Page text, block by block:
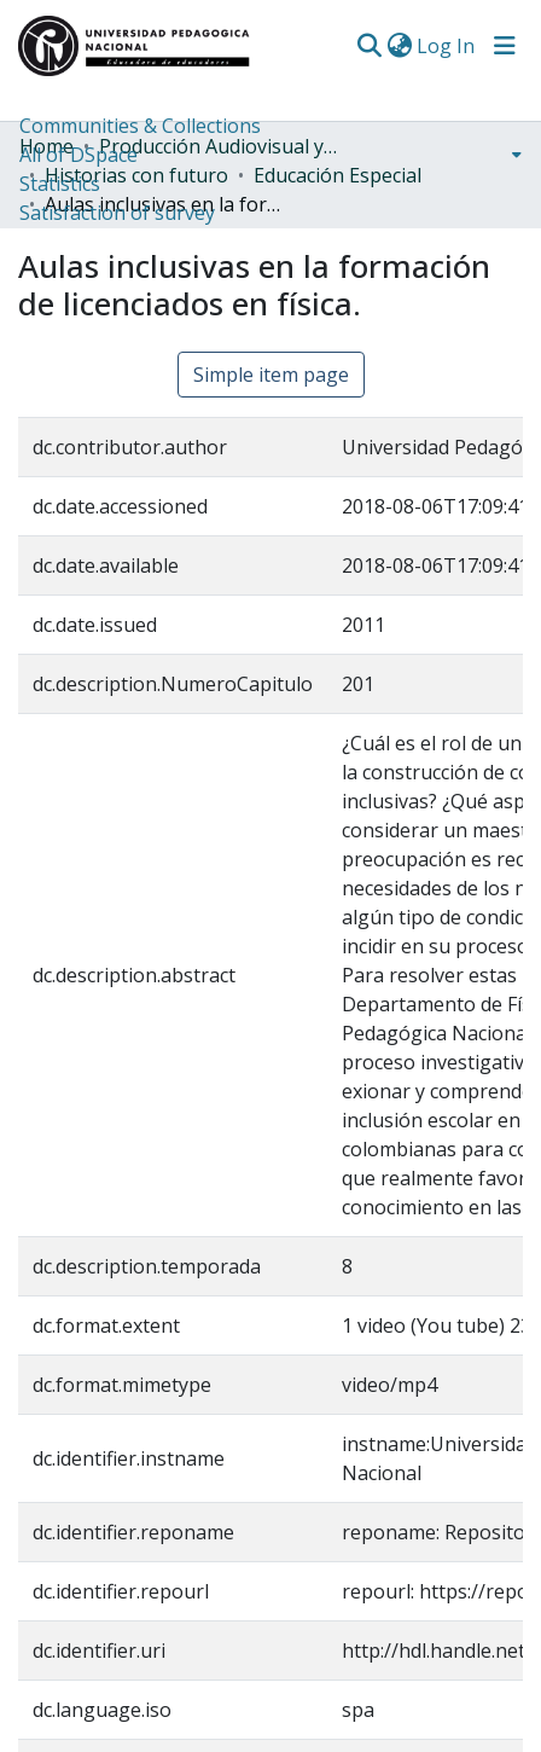
Log In
Communities & Collections
All of DSpace
Statistics
Satisfaction of survey
Home
Producción Audiovisual y Radial
Historias con futuro
Educación Especial
Aulas inclusivas en la formación de licenciados en física.
Aulas inclusivas en la formación
de licenciados en física.
Simple item page
dc.contributor.author Universidad
dc.date.accessioned 2018-08-06T17:09:41Z
dc.date.available 2018-08-06T17:09:41Z
dc.date.issued 2011
dc.description.NumeroCapitulo 201
dc.description.abstract
¿Cuál es el rol de un
la construcción de
inclusivas? ¿Qué
considerar un
preocupación es
necesidades de los
algún tipo de
incidir en su proceso
Para resolver estas
Departamento de
Pedagógica
proceso
exionar y
inclusión escolar en
colombianas para
que realmente
conocimiento en las
dc.description.temporada 8
dc.format.extent 1 video (You tube)
dc.format.mimetype video/mp4
dc.identifier.instname
Nacional
dc.identifier.reponame reponame:
dc.identifier.repourl repourl: https://
dc.identifier.uri http://hdl.handle.net/
dc.language.iso spa